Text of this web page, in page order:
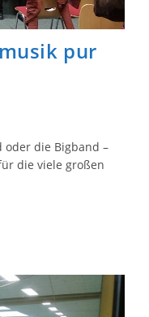
pur
oder die Bigband –
die viele großen